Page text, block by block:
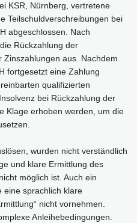
KSR, Nürnberg, vertretene
Teilschuldverschreibungen bei
abgeschlossen. Nach
Rückzahlung der
aus. Nachdem
fortgesetzt eine Zahlung
qualifizierten
bei Rückzahlung der
Klage erhoben werden, um die
wurden nicht verständlich
und klare Ermittlung des
möglich ist. Auch ein
eine sprachlich klare
nicht vornehmen.
Anleihebedingungen.